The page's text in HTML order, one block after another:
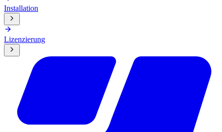
Installation
Lizenzierung